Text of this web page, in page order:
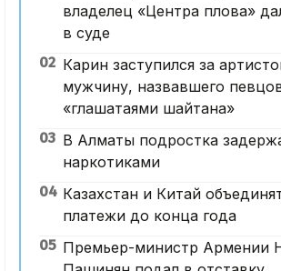
владелец «Центра плова»
в суде
02 Карин заступился за
мужчину, назвавшего
«глашатаями шайтана»
03 В Алматы подростка
наркотиками
04 Казахстан и Китай
платежи до конца года
05 Премьер-министр Армении